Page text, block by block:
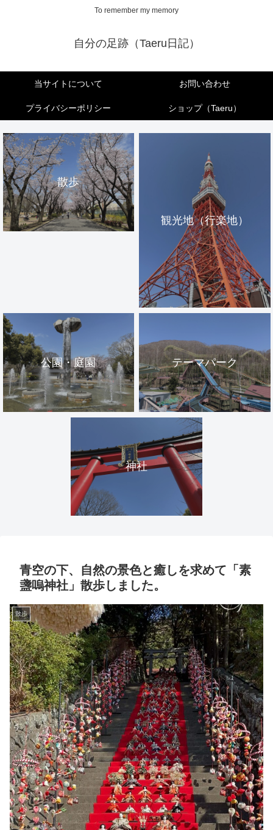
To remember my memory
自分の足跡（Taeru日記）
当サイトについて お問い合わせ
プライバシーポリシー ショップ（Taeru）
散歩
観光地（行楽地）
公園・庭園 テーマパーク
神社
青空の下、自然の景色と癒しを求めて「素
盞嗚神社」散歩しました。
散歩